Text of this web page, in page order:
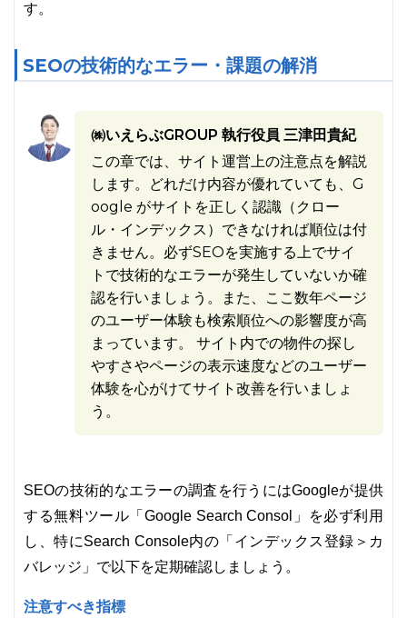
す。
SEOの技術的なエラー・課題の解消
㈱いえらぶGROUP 執行役員 三津田貴紀
この章では、サイト運営上の注意点を解説
します。どれだけ内容が優れていても、G
oogle がサイトを正しく認識（クロー
ル・インデックス）できなければ順位は付
きません。必ずSEOを実施する上でサイ
トで技術的なエラーが発生していないか確
認を行いましょう。また、ここ数年ページ
のユーザー体験も検索順位への影響度が高
まっています。 サイト内での物件の探し
やすさやページの表示速度などのユーザー
体験を心がけてサイト改善を行いましょ
う。
SEOの技術的なエラーの調査を行うにはGoogleが提供
する無料ツール「Google Search Consol」を必ず利用
し、特にSearch Console内の「インデックス登録＞カ
バレッジ」で以下を定期確認しましょう。
注意すべき指標